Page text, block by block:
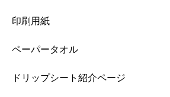
印刷用紙
ペーパータオル
ドリップシート紹介ページ